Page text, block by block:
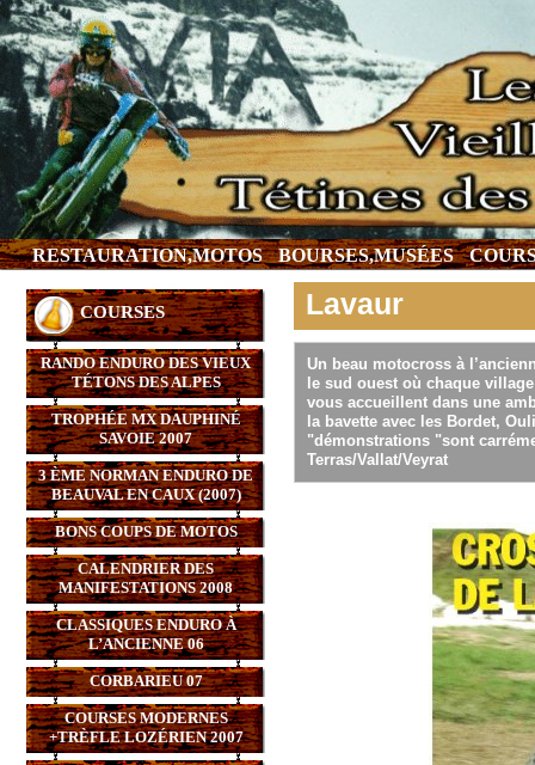
RESTAURATION,MOTOS BOURSES,MUSÉES
COURSES
RANDO ENDURO DES VIEUX
TÉTONS DES ALPES
TROPHÉE MX DAUPHINÉ
SAVOIE 2007
3 ÈME NORMAN ENDURO DE
BEAUVAL EN CAUX (2007)
BONS COUPS DE MOTOS
CALENDRIER DES
MANIFESTATIONS 2008
CLASSIQUES ENDURO À
L’ANCIENNE 06
CORBARIEU 07
COURSES MODERNES
+TRÈFLE LOZÉRIEN 2007
Lavaur
Un beau motocross à
le sud ouest où chaque
vous accueillent dans une
la bavette avec les Bordet,
"démonstrations "sont
Terras/Vallat/Veyrat